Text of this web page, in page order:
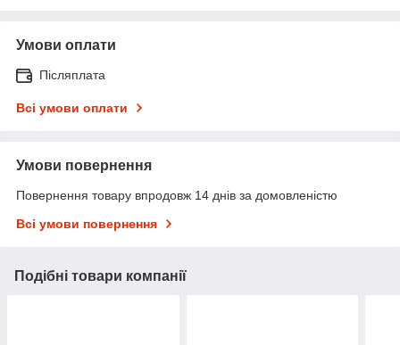
Умови оплати
Післяплата
Всі умови оплати
Умови повернення
Повернення товару впродовж 14 днів за домовленістю
Всі умови повернення
Подібні товари компанії